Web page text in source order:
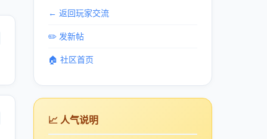
← 返回玩家交流
✏️ 发新帖
🏠 社区首页
📈 人气说明